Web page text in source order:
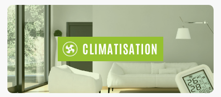
CLIMATISATION